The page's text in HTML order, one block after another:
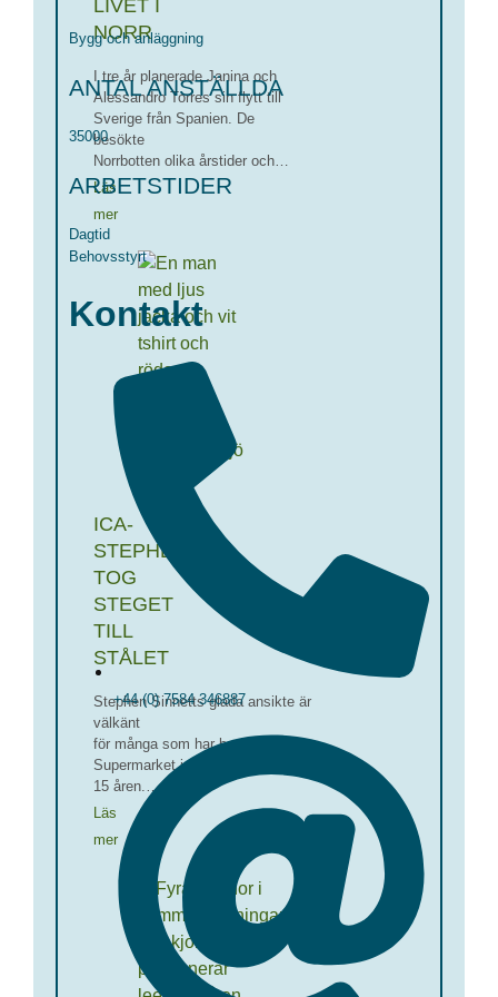
LIVET I
NORR
I tre år planerade Janina och
Alessandro Torres sin flytt till
Sverige från Spanien. De
besökte
Norrbotten olika årstider och…
Läs
mer
ICA-
STEPHEN
TOG
STEGET
TILL
STÅLET
Stephen Sinnetts glada ansikte är
välkänt
för många som har besökt ICA
Supermarket i Boden de senaste
15 åren.…
Läs
mer
Bygg och anläggning
ANTAL ANSTÄLLDA
35000
ARBETSTIDER
Dagtid
Behovsstyrt
Kontakt
+44 (0) 7584 346887